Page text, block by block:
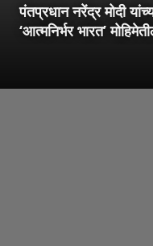
पंतप्रधान नरेंद्र मोदी
‘आत्मनिर्भर भारत’